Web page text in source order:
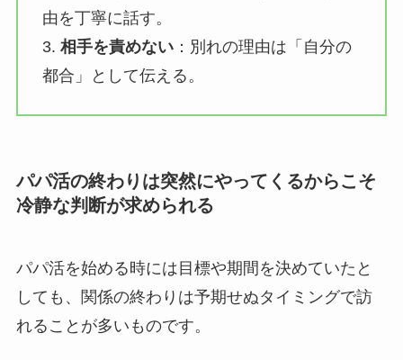
由を丁寧に話す。
3. 相手を責めない：別れの理由は「自分の
都合」として伝える。
パパ活の終わりは突然にやってくるからこそ
冷静な判断が求められる
パパ活を始める時には目標や期間を決めていたと
しても、関係の終わりは予期せぬタイミングで訪
れることが多いものです。